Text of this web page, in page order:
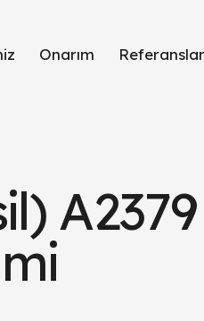
Onarım Referanslar